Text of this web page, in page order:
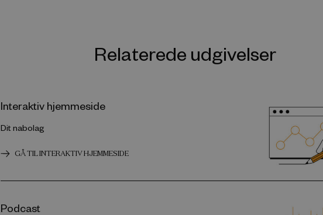
Relaterede udgivelser
Interaktiv hjemmeside
Dit nabolag
GÅ TIL INTERAKTIV HJEMMESIDE
Podcast